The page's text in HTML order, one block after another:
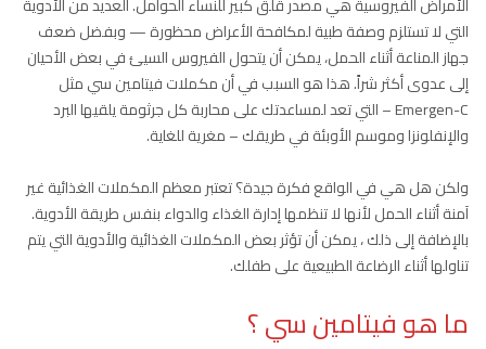
التي لا تستلزم وصفة طبية لمكافحة الأعراض محظورة — وبفضل ضعف
جهاز المناعة أثناء الحمل، يمكن أن يتحول الفيروس السيئ في بعض الأحيان
إلى عدوى أكثر شراً. هذا هو السبب في أن مكملات فيتامين سي مثل
Emergen-C – التي تعد لمساعدتك على محاربة كل جرثومة يلقيها البرد
والإنفلونزا وموسم الأوبئة في طريقك – مغرية للغاية.
ولكن هل هي في الواقع فكرة جيدة؟ تعتبر معظم المكملات الغذائية غير
آمنة أثناء الحمل لأنها لا تنظمها إدارة الغذاء والدواء بنفس طريقة الأدوية.
بالإضافة إلى ذلك ، يمكن أن تؤثر بعض المكملات الغذائية والأدوية التي يتم
تناولها أثناء الرضاعة الطبيعية على طفلك.
ما هو فيتامين سي ؟